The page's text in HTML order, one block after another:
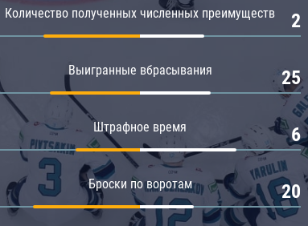
Количество полученных численных преимуществ 2
Выигранные вбрасывания 25
Штрафное время 6
Броски по воротам 20